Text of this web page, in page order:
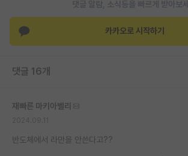
댓글 알람, 소식등을 빠르게 받아보
카카오로 시작하기
댓글 16개
재빠른 마키아벨리
반도체에서 라만을 안쓴다고??